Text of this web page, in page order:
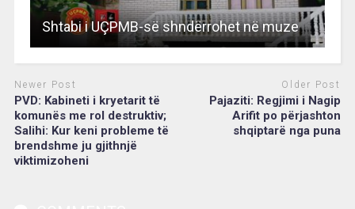
Shtabi i UÇPMB-së shndërrohet në muze
Newer Post
PVD: Kabineti i kryetarit të
komunës me rol destruktiv;
Salihi: Kur keni probleme të
brendshme ju gjithnjë
viktimizoheni
Older Post
Pajaziti: Regjimi i Nagip
Arifit po përjashton
shqiptarë nga puna